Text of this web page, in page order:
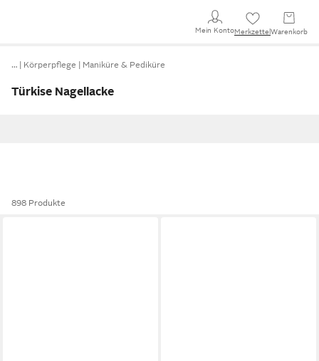
Mein KontoMerkzettel Warenkorb
… Körperpflege Maniküre & Pediküre
Türkise Nagellacke
898 Produkte